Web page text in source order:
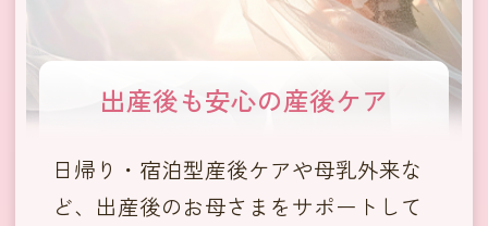
出産後も安心の産後ケア
日帰り・宿泊型産後ケアや母乳外来な
ど、出産後のお母さまをサポートして